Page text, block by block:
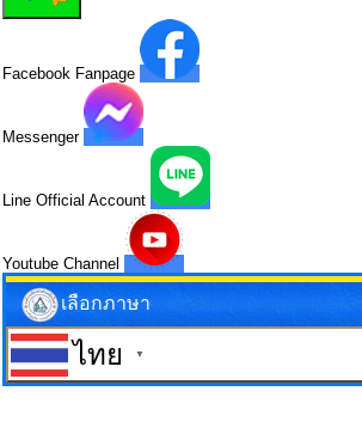
Facebook Fanpage
Messenger
Line Official Account
Youtube Channel
เลือกภาษา
ไทย ▼